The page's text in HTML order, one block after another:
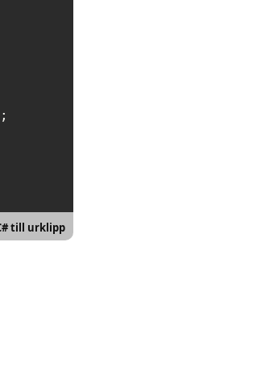
till urklipp